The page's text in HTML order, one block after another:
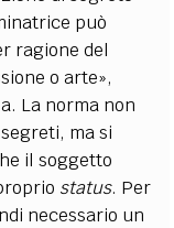
può
ragione del
o arte»,
La norma non
ma si
il soggetto
status. Per
necessario un